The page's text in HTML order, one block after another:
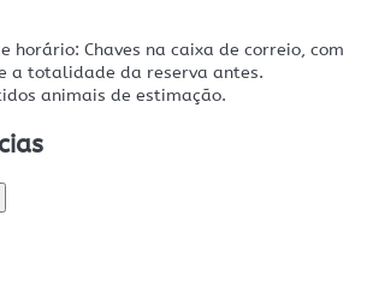
horário: Chaves na caixa de correio, com
a totalidade da reserva antes.
animais de estimação.